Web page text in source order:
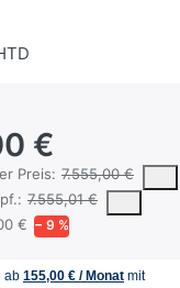
€
Preis: 7.555,00 €
den niedrigsten Preis
7.555,01 €
oder
€ − 9 %